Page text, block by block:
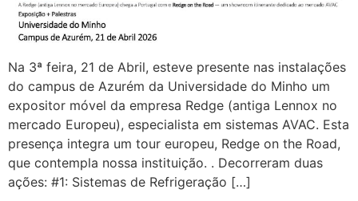
Na 3ª feira, 21 de Abril, esteve presente nas instalações
do campus de Azurém da Universidade do Minho um
expositor móvel da empresa Redge (antiga Lennox no
mercado Europeu), especialista em sistemas AVAC. Esta
presença integra um tour europeu, Redge on the Road,
que contempla nossa instituição. . Decorreram duas
ações: #1: Sistemas de Refrigeração […]